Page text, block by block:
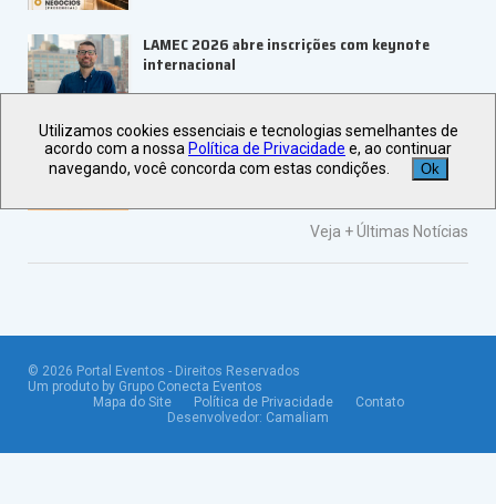
LAMEC 2026 abre inscrições com keynote
internacional
UBRAFE e ABRACE firmam parceria para
fortalecer feiras e eventos
Veja +Últimas Notícias
© 2026 Portal Eventos - Direitos Reservados
Um produto by Grupo Conecta Eventos
Mapa do Site
Política de Privacidade
Contato
Desenvolvedor: Camaliam
Utilizamos cookies essenciais e tecnologias semelhantes de
acordo com a nossa Política de Privacidade e, ao continuar
navegando, você concorda com estas condições.
Ok